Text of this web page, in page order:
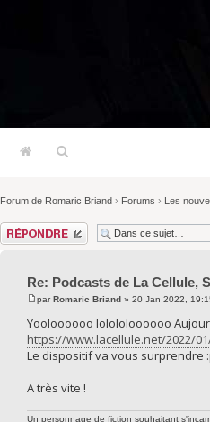
Forum de Romaric Briand › Forums › Les
Répondre
Re: Podcasts de La Cellule,
parRomaric Briand » 20 Jan 2022,
Yooloooooo lolololoooooo
https://www.lacellule.net/2022/
Le dispositif va vous surprendre
A très vite !
Un personnage de fiction souhaitant